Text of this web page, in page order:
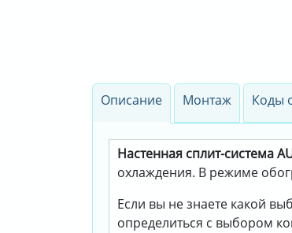
Описание Монтаж Коды
Настенная сплит-система
охлаждения. В режиме
Если вы не знаете какой
определиться с выбором